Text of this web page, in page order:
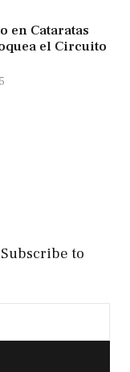
en Cataratas
el Circuito
to